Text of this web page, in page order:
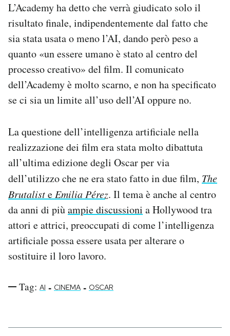
Regala il Post
Hai bisogno di aiuto?
L’Academy ha detto che verrà giudicato solo il
risultato finale, indipendentemente dal fatto che
sia stata usata o meno l’AI, dando però peso a
quanto «un essere umano è stato al centro del
processo creativo» del film. Il comunicato
dell’Academy è molto scarno, e non ha specificato
se ci sia un limite all’uso dell’AI oppure no.
La questione dell’intelligenza artificiale nella
realizzazione dei film era stata molto dibattuta
all’ultima edizione degli Oscar per via
dell’utilizzo che ne era stato fatto in due film, The
BrutalisteEmilia Pérez. Il tema è anche al centro
da anni di piùampie discussioni a Hollywood tra
attori e attrici, preoccupati di come l’intelligenza
artificiale possa essere usata per alterare o
sostituire il loro lavoro.
Tag: AI - CINEMA - OSCAR